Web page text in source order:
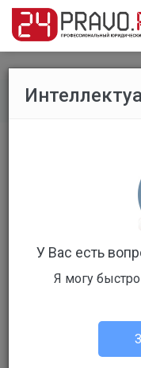
Все публикации /
Подмена в
справкой о
признана
РФ
Евдокимов
У Вас есть
Я могу